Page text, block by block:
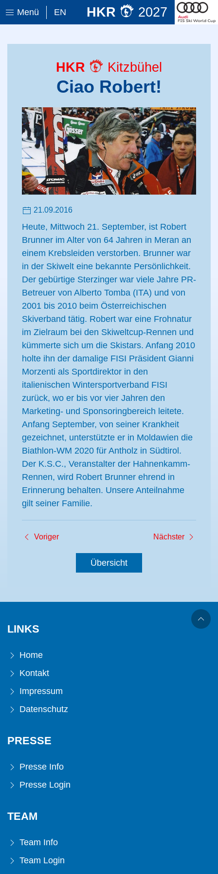
Menü EN HKR 2027
HKR Kitzbühel
Ciao Robert!
21.09.2016
Heute, Mittwoch 21. September, ist Robert
Brunner im Alter von 64 Jahren in Meran an
einem Krebsleiden verstorben. Brunner war
in der Skiwelt eine bekannte Persönlichkeit.
Der gebürtige Sterzinger war viele Jahre PR-
Betreuer von Alberto Tomba (ITA) und von
2001 bis 2010 beim Österreichischen
Skiverband tätig. Robert war eine Frohnatur
im Zielraum bei den Skiweltcup-Rennen und
kümmerte sich um die Skistars. Anfang 2010
holte ihn der damalige FISI Präsident Gianni
Morzenti als Sportdirektor in den
italienischen Wintersportverband FISI
zurück, wo er bis vor vier Jahren den
Marketing- und Sponsoringbereich leitete.
Anfang September, von seiner Krankheit
gezeichnet, unterstützte er in Moldawien die
Biathlon-WM 2020 für Antholz in Südtirol.
Der K.S.C., Veranstalter der Hahnenkamm-
Rennen, wird Robert Brunner ehrend in
Erinnerung behalten. Unsere Anteilnahme
gilt seiner Familie.
Voriger Nächster
Übersicht
LINKS
Home
Kontakt
Impressum
Datenschutz
PRESSE
Presse Info
Presse Login
TEAM
Team Info
Team Login